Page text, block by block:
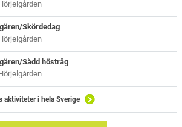
Skördedag
Sådd höstråg
aktiviteter i hela Sverige